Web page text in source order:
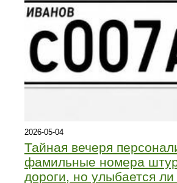
2026-05-04
Тайная вечеря
фамильные номера
дороги, но улыбается ли